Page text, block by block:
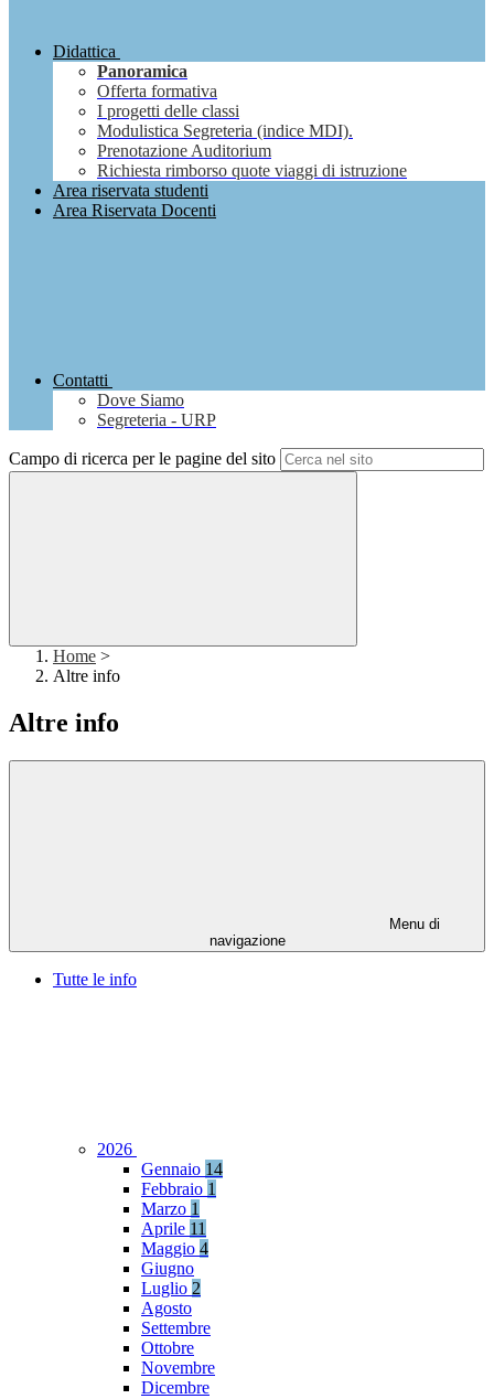
Didattica
Panoramica
Offerta formativa
I progetti delle classi
Modulistica Segreteria (indice MDI).
Prenotazione Auditorium
Richiesta rimborso quote viaggi di istruzione
Area riservata studenti
Area Riservata Docenti
Contatti
Dove Siamo
Segreteria - URP
Campo di ricerca per le pagine del sito
Home >
Altre info
Altre info
Menu di
navigazione
Tutte le info
2026
Gennaio 14
Febbraio 1
Marzo 1
Aprile 11
Maggio 4
Giugno
Luglio 2
Agosto
Settembre
Ottobre
Novembre
Dicembre